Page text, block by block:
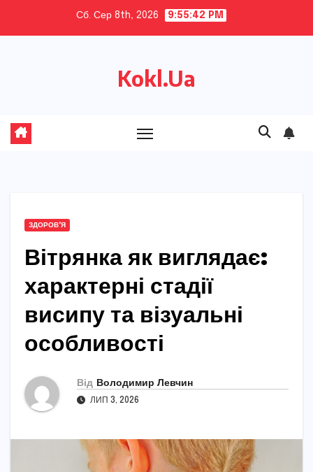
Сб. Сер 8th, 2026 9:55:43 PM
Kokl.Ua
ЗДОРОВ'Я
Вітрянка як виглядає:
характерні стадії
висипу та візуальні
особливості
Від Володимир Левчин
ЛИП 3, 2026